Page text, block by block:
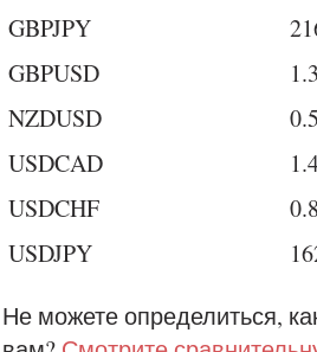
GBPJPY
GBPUSD
NZDUSD
USDCAD
USDCHF
USDJPY
Не можете определиться,